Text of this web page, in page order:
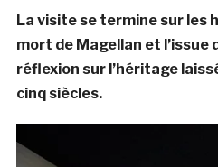
La visite se termine sur les
mort de Magellan et l’issue
réflexion sur l’héritage
cinq siècles.